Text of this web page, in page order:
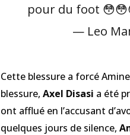
pour du foot
— Leo
Cette blessure a forcé
blessure, Axel Disasi a été
ont afflué en l’accusant
quelques jours de silence,